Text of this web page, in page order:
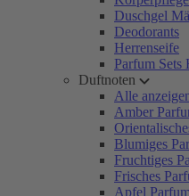
Duschgel
Deodorants
Herrenseife
Parfum Sets
Duftnoten
Alle
Amber
Blumiges
Fruchtiges
Frisches
Apfel Parfum